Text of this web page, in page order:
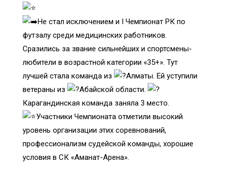
Не стал исключением и I Чемпионат РК по
футзалу среди медицинских работников.
Сразились за звание сильнейших и спортсмены-
любители в возрастной категории «35+». Тут
лучшей стала команда из
Алматы. Ей уступили
ветераны из
Абайской области.
Карагандинская команда заняла 3 место.
Участники Чемпионата отметили высокий
уровень организации этих соревнований,
профессионализм судейской команды, хорошие
условия в СК «Аманат-Арена».